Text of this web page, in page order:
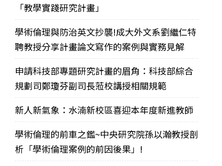
「教學實踐研究計畫」
學術倫理與防治英文抄襲!成大外文系劉繼仁特
聘教授分享計畫論文寫作的案例與實務見解
申請科技部專題研究計畫的眉角：科技部綜合
規劃司鄭瓊芬副司長蒞校講授相關規範
新人新氣象：水湳新校區喜迎本年度新進教師
學術倫理的前車之鑑~中央研究院孫以瀚教授剖
析「學術倫理案例的前因後果」!